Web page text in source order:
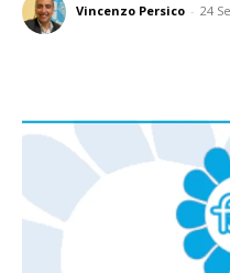
Vincenzo Persico - 24